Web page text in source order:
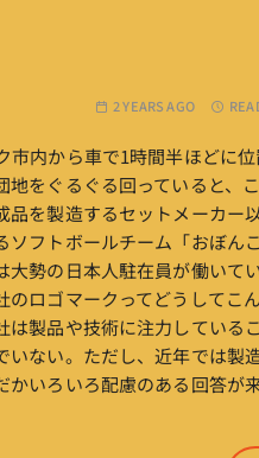
2 YEARS AGO
市内から車で1時間半ほどに
地をぐるぐる回っていると、
品を製造するセットメーカー
ソフトボールチーム「おぼん
大勢の日本人駐在員が働いて
のロゴマークってどうしてこ
は製品や技術に注力している
いない。ただし、近年では製
かいろいろ配慮のある回答が来